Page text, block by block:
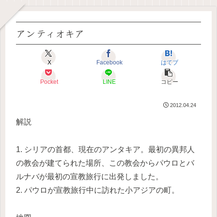
アンティオキア
X Facebook はてブ
Pocket LINE コピー
2012.04.24
解説
1. シリアの首都、現在のアンタキア。最初の異邦人
の教会が建てられた場所、この教会からパウロとバ
ルナバが最初の宣教旅行に出発しました。
2. パウロが宣教旅行中に訪れた小アジアの町。